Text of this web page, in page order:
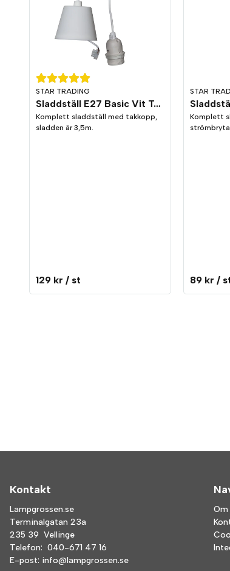
STAR TRADING
Sladdställ E27 Basic Vit Takkopp
Komplett sladdställ med takkopp,
sladden är 3,5m.
129 kr / st
STAR
Komplett
89 kr /
Kontakt
Lampgrossen.se
Terminalgatan 23a
235 39 Vellinge
Telefon: 040-671 47 16
E-post: info@lampgrossen.se
Om